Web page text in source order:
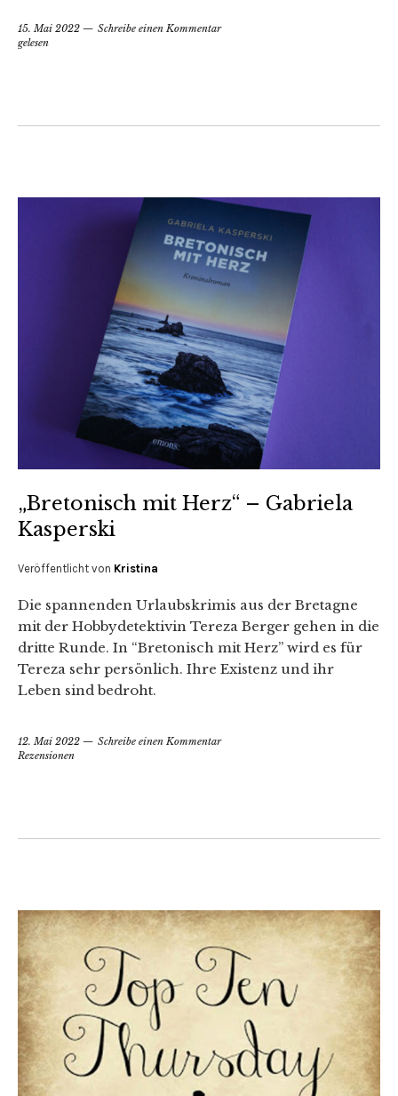
15. Mai 2022
Schreibe einen Kommentar
gelesen
„Bretonisch mit Herz“ – Gabriela
Kasperski
Veröffentlicht von Kristina
Die spannenden Urlaubskrimis aus der Bretagne
mit der Hobbydetektivin Tereza Berger gehen in die
dritte Runde. In “Bretonisch mit Herz” wird es für
Tereza sehr persönlich. Ihre Existenz und ihr
Leben sind bedroht.
12. Mai 2022
Schreibe einen Kommentar
Rezensionen